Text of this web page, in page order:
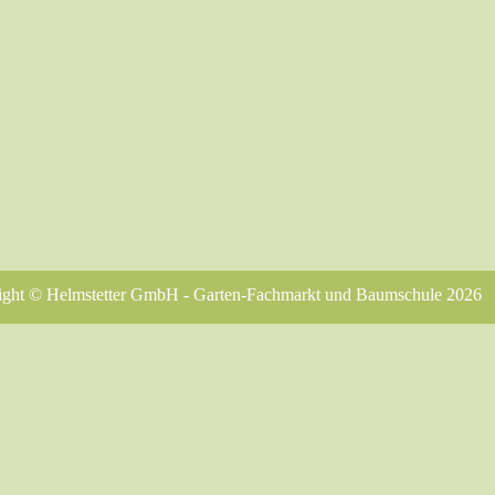
© Helmstetter GmbH - Garten-Fachmarkt und Baumschule 2026